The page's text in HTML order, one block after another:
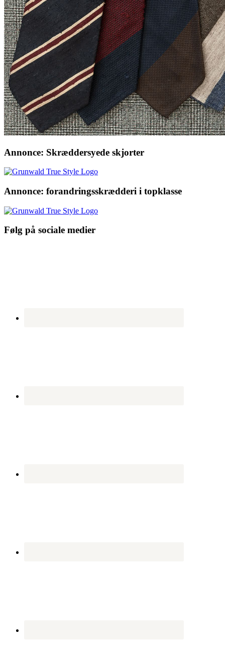
Annonce: Skræddersyede skjorter
Annonce: forandringsskrædderi i topklasse
Følg på sociale medier